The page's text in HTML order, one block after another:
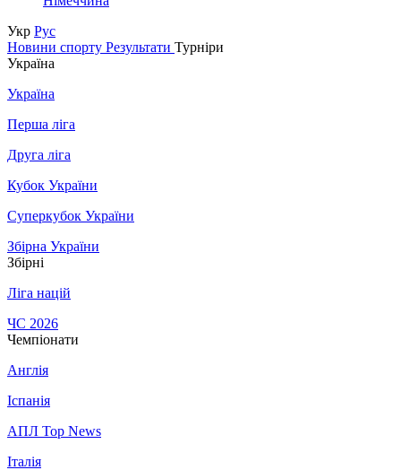
Укр Рус
Новини спорту Результати Турніри
Україна
Україна
Перша ліга
Друга ліга
Кубок України
Суперкубок України
Збірна України
Збірні
Ліга націй
ЧС 2026
Чемпіонати
Англія
Іспанія
АПЛ Top News
Італія